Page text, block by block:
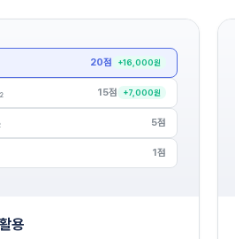
20점 +16,000원
15점 +7,000원
5점
1점
용